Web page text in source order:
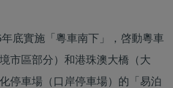
底實施「粵車南下」，啓動粵車
市區部分）和港珠澳大橋（大
停車場（口岸停車場）的「易泊